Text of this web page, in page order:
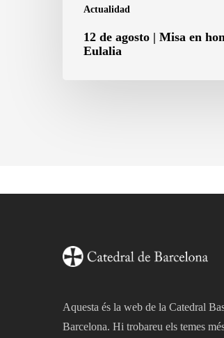
Actualidad
12 de agosto | Misa en
Eulalia
Aquesta és la web de la Catedral
Barcelona. Hi trobareu els temes